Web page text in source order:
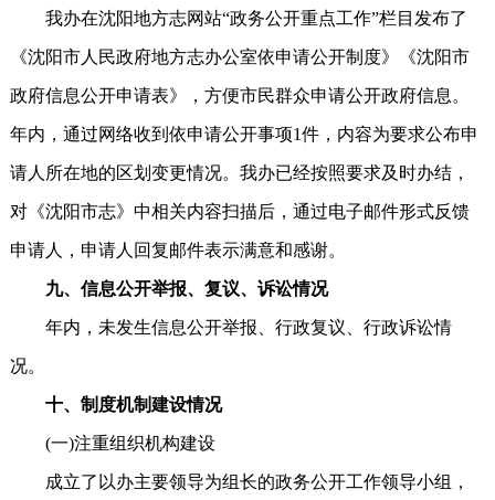
我办在沈阳地方志网站“政务公开重点工作”栏目发布了
《沈阳市人民政府地方志办公室依申请公开制度》《沈阳市
政府信息公开申请表》，方便市民群众申请公开政府信息。
年内，通过网络收到依申请公开事项1件，内容为要求公布申
请人所在地的区划变更情况。我办已经按照要求及时办结，
对《沈阳市志》中相关内容扫描后，通过电子邮件形式反馈
申请人，申请人回复邮件表示满意和感谢。
九、信息公开举报、复议、诉讼情况
年内，未发生信息公开举报、行政复议、行政诉讼情
况。
十、制度机制建设情况
(一)注重组织机构建设
成立了以办主要领导为组长的政务公开工作领导小组，